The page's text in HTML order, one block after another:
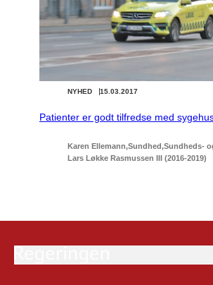
15.03.2017
NYHED
Patienter er godt tilfredse med
Karen Ellemann Sundhed Sundheds-
Lars Løkke Rasmussen III (2016-2019)